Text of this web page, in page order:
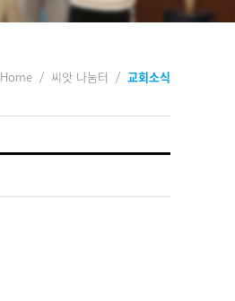
자료실
Home / 씨앗 나눔터 / 교회소식